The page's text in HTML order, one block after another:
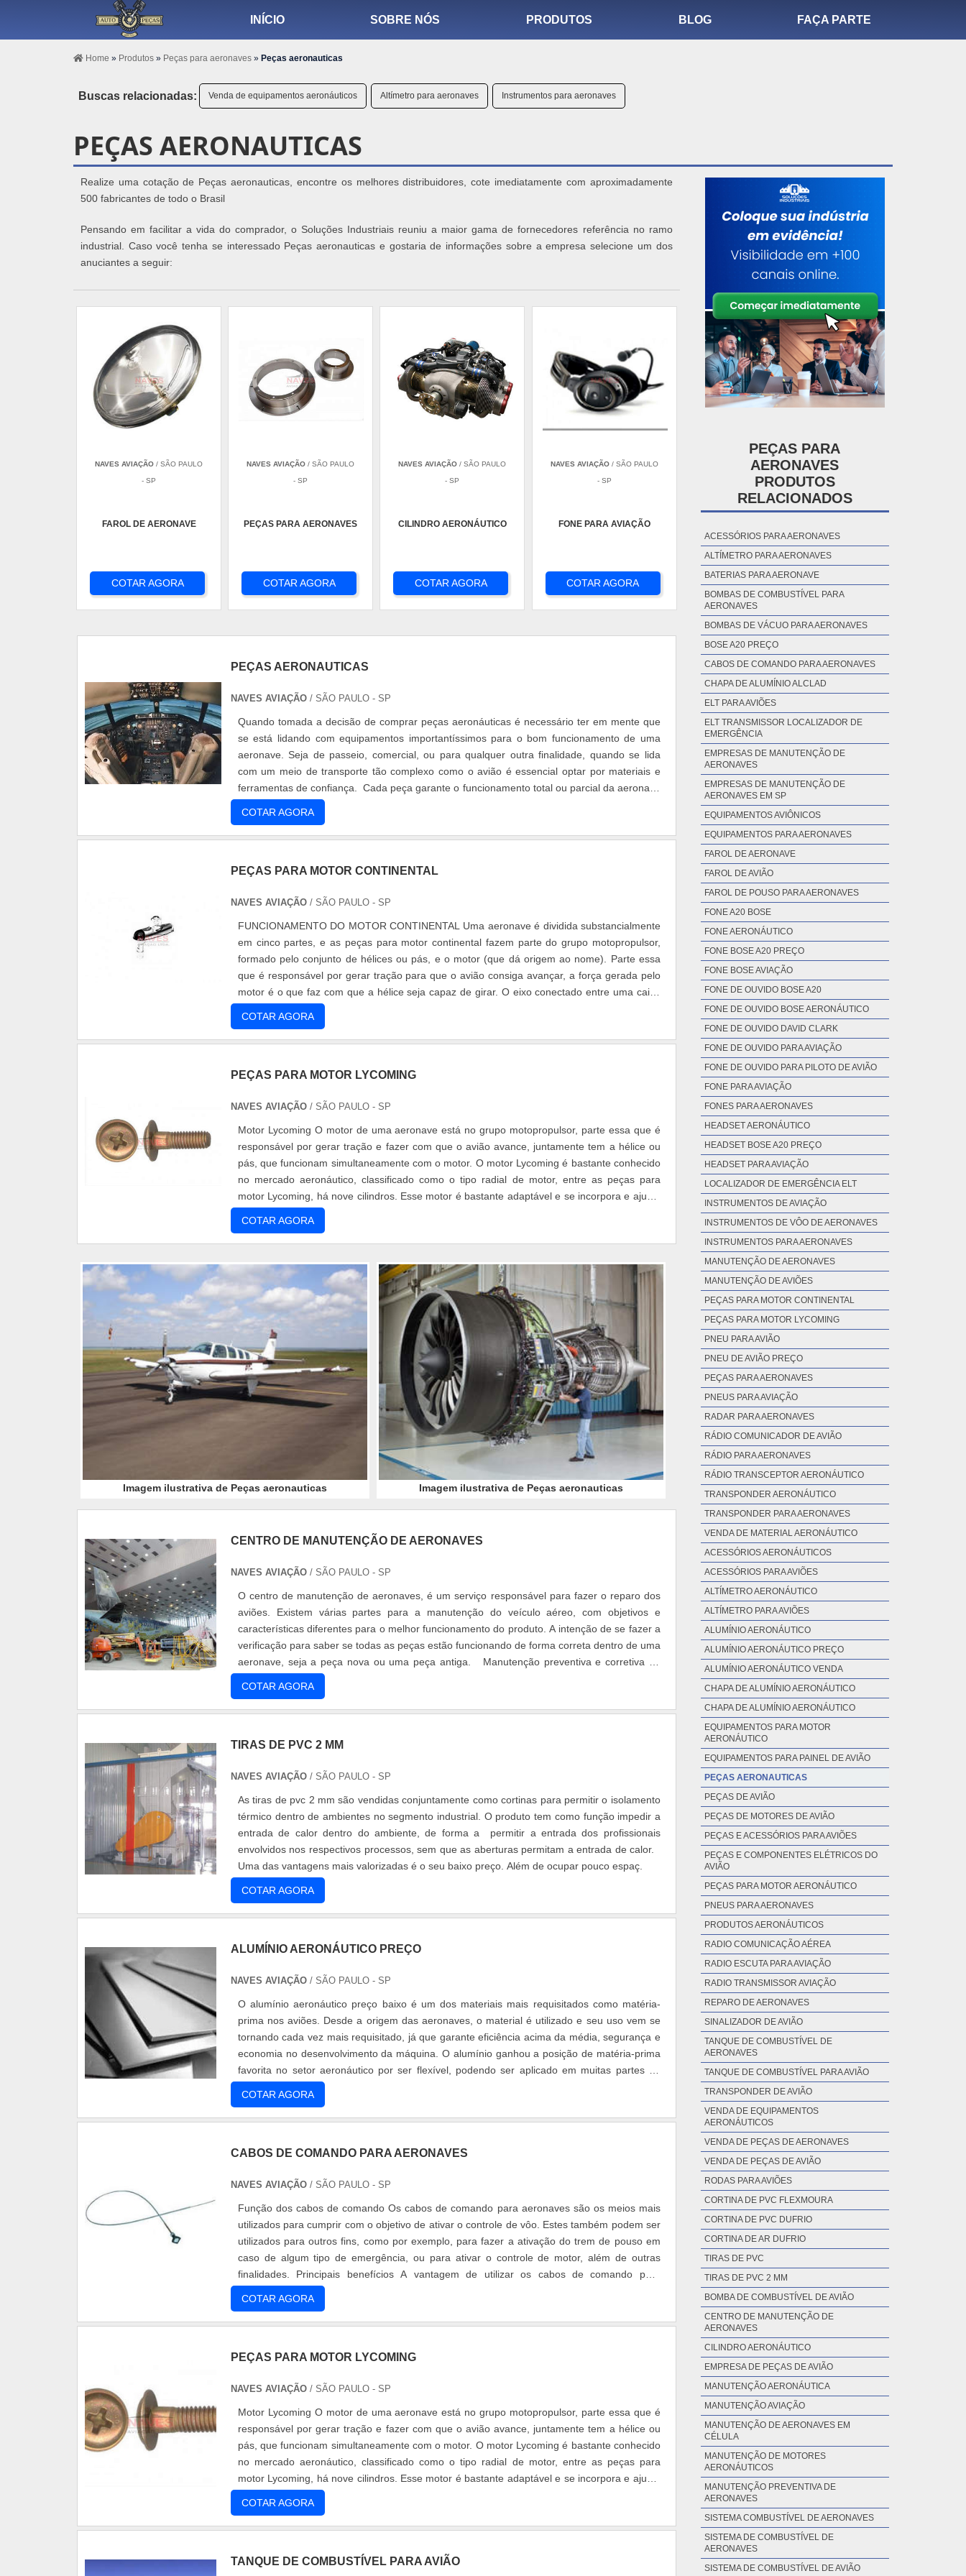
INÍCIO SOBRE NÓS PRODUTOS BLOG FAÇA PARTE
Home » Produtos » Peças para aeronaves » Peças aeronauticas
Buscas relacionadas: Venda de equipamentos aeronáuticos Altímetro para aeronaves Instrumentos para aeronaves
PEÇAS AERONAUTICAS
Realize uma cotação de Peças aeronauticas, encontre os melhores distribuidores, cote imediatamente com aproximadamente
500 fabricantes de todo o Brasil
Pensando em facilitar a vida do comprador, o Soluções Industriais reuniu a maior gama de fornecedores referência no ramo
industrial. Caso você tenha se interessado Peças aeronauticas e gostaria de informações sobre a empresa selecione um dos
anuciantes a seguir:
NAVES AVIAÇÃO / SÃO PAULO
- SP
FAROL DE AERONAVE
COTAR AGORA
NAVES AVIAÇÃO / SÃO PAULO
- SP
PEÇAS PARA AERONAVES
COTAR AGORA
NAVES AVIAÇÃO / SÃO PAULO
- SP
CILINDRO AERONÁUTICO
COTAR AGORA
NAVES AVIAÇÃO/ SÃO PAULO
- SP
FONE PARA AVIAÇÃO
COTAR AGORA
PEÇAS AERONAUTICAS
NAVES AVIAÇÃO / SÃO PAULO - SP
Quando tomada a decisão de comprar peças aeronáuticas é necessário ter em mente que
se está lidando com equipamentos importantíssimos para o bom funcionamento de uma
aeronave. Seja de passeio, comercial, ou para qualquer outra finalidade, quando se lida
com um meio de transporte tão complexo como o avião é essencial optar por materiais e
ferramentas de confiança. Cada peça garante o funcionamento total ou parcial da aeronave
COTAR AGORA
PEÇAS PARA MOTOR CONTINENTAL
NAVES AVIAÇÃO / SÃO PAULO - SP
FUNCIONAMENTO DO MOTOR CONTINENTAL Uma aeronave é dividida substancialmente
em cinco partes, e as peças para motor continental fazem parte do grupo motopropulsor,
formado pelo conjunto de hélices ou pás, e o motor (que dá origem ao nome). Parte essa
que é responsável por gerar tração para que o avião consiga avançar, a força gerada pelo
motor é o que faz com que a hélice seja capaz de girar. O eixo conectado entre uma caixa
redutora ao eixo do mo
COTAR AGORA
PEÇAS PARA MOTOR LYCOMING
NAVES AVIAÇÃO / SÃO PAULO - SP
Motor Lycoming O motor de uma aeronave está no grupo motopropulsor, parte essa que é
responsável por gerar tração e fazer com que o avião avance, juntamente tem a hélice ou
pás, que funcionam simultaneamente com o motor. O motor Lycoming é bastante conhecido
no mercado aeronáutico, classificado como o tipo radial de motor, entre as peças para
motor Lycoming, há nove cilindros. Esse motor é bastante adaptável e se incorpora e ajusta
COTAR AGORA
Imagem ilustrativa de Peças aeronauticas Imagem ilustrativa de Peças aeronauticas
CENTRO DE MANUTENÇÃO DE AERONAVES
NAVES AVIAÇÃO/ SÃO PAULO - SP
O centro de manutenção de aeronaves, é um serviço responsável para fazer o reparo dos
aviões. Existem várias partes para a manutenção do veículo aéreo, com objetivos e
características diferentes para o melhor funcionamento do produto. A intenção de se fazer a
verificação para saber se todas as peças estão funcionando de forma correta dentro de uma
aeronave, seja a peça nova ou uma peça antiga. Manutenção preventiva e corretiva de
COTAR AGORA
TIRAS DE PVC 2 MM
NAVES AVIAÇÃO/ SÃO PAULO - SP
As tiras de pvc 2 mm são vendidas conjuntamente como cortinas para permitir o isolamento
térmico dentro de ambientes no segmento industrial. O produto tem como função impedir a
entrada de calor dentro do ambiente, de forma a permitir a entrada dos profissionais
envolvidos nos respectivos processos, sem que as aberturas permitam a entrada de calor.
Uma das vantagens mais valorizadas é o seu baixo preço. Além de ocupar pouco espaç.
COTAR AGORA
ALUMÍNIO AERONÁUTICO PREÇO
NAVES AVIAÇÃO/ SÃO PAULO - SP
O alumínio aeronáutico preço baixo é um dos materiais mais requisitados como matéria-
prima nos aviões. Desde a origem das aeronaves, o material é utilizado e seu uso vem se
tornando cada vez mais requisitado, já que garante eficiência acima da média, segurança e
economia no desenvolvimento da máquina. O alumínio ganhou a posição de matéria-prima
favorita no setor aeronáutico por ser flexível, podendo ser aplicado em muitas partes do
COTAR AGORA
CABOS DE COMANDO PARA AERONAVES
NAVES AVIAÇÃO/ SÃO PAULO - SP
Função dos cabos de comando Os cabos de comando para aeronaves são os meios mais
utilizados para cumprir com o objetivo de ativar o controle de vôo. Estes também podem ser
utilizados para outros fins, como por exemplo, para fazer a ativação do trem de pouso em
caso de algum tipo de emergência, ou para ativar o controle de motor, além de outras
finalidades. Principais benefícios A vantagem de utilizar os cabos de comando para
aeronaves vem de sua .
COTAR AGORA
PEÇAS PARA MOTOR LYCOMING
NAVES AVIAÇÃO/ SÃO PAULO - SP
Motor Lycoming O motor de uma aeronave está no grupo motopropulsor, parte essa que é
responsável por gerar tração e fazer com que o avião avance, juntamente tem a hélice ou
pás, que funcionam simultaneamente com o motor. O motor Lycoming é bastante conhecido
no mercado aeronáutico, classificado como o tipo radial de motor, entre as peças para
motor Lycoming, há nove cilindros. Esse motor é bastante adaptável e se incorpora e ajusta
COTAR AGORA
TANQUE DE COMBUSTÍVEL PARA AVIÃO
PEÇAS PARA
AERONAVES
PRODUTOS
RELACIONADOS
ACESSÓRIOS PARA AERONAVES
ALTÍMETRO PARA AERONAVES
BATERIAS PARA AERONAVE
BOMBAS DE COMBUSTÍVEL PARA
AERONAVES
BOMBAS DE VÁCUO PARA AERONAVES
BOSE A20 PREÇO
CABOS DE COMANDO PARA AERONAVES
CHAPA DE ALUMÍNIO ALCLAD
ELT PARA AVIÕES
ELT TRANSMISSOR LOCALIZADOR DE
EMERGÊNCIA
EMPRESAS DE MANUTENÇÃO DE
AERONAVES
EMPRESAS DE MANUTENÇÃO DE
AERONAVES EM SP
EQUIPAMENTOS AVIÔNICOS
EQUIPAMENTOS PARA AERONAVES
FAROL DE AERONAVE
FAROL DE AVIÃO
FAROL DE POUSO PARA AERONAVES
FONE A20 BOSE
FONE AERONÁUTICO
FONE BOSE A20 PREÇO
FONE BOSE AVIAÇÃO
FONE DE OUVIDO BOSE A20
FONE DE OUVIDO BOSE AERONÁUTICO
FONE DE OUVIDO DAVID CLARK
FONE DE OUVIDO PARA AVIAÇÃO
FONE DE OUVIDO PARA PILOTO DE AVIÃO
FONE PARA AVIAÇÃO
FONES PARA AERONAVES
HEADSET AERONÁUTICO
HEADSET BOSE A20 PREÇO
HEADSET PARA AVIAÇÃO
LOCALIZADOR DE EMERGÊNCIA ELT
INSTRUMENTOS DE AVIAÇÃO
INSTRUMENTOS DE VÔO DE AERONAVES
INSTRUMENTOS PARA AERONAVES
MANUTENÇÃO DE AERONAVES
MANUTENÇÃO DE AVIÕES
PEÇAS PARA MOTOR CONTINENTAL
PEÇAS PARA MOTOR LYCOMING
PNEU PARA AVIÃO
PNEU DE AVIÃO PREÇO
PEÇAS PARA AERONAVES
PNEUS PARA AVIAÇÃO
RADAR PARA AERONAVES
RÁDIO COMUNICADOR DE AVIÃO
RÁDIO PARA AERONAVES
RÁDIO TRANSCEPTOR AERONÁUTICO
TRANSPONDER AERONÁUTICO
TRANSPONDER PARA AERONAVES
VENDA DE MATERIAL AERONÁUTICO
ACESSÓRIOS AERONÁUTICOS
ACESSÓRIOS PARA AVIÕES
ALTÍMETRO AERONÁUTICO
ALTÍMETRO PARA AVIÕES
ALUMÍNIO AERONÁUTICO
ALUMÍNIO AERONÁUTICO PREÇO
ALUMÍNIO AERONÁUTICO VENDA
CHAPA DE ALUMÍNIO AERONÁUTICO
CHAPA DE ALUMÍNIO AERONÁUTICO
EQUIPAMENTOS PARA MOTOR
AERONÁUTICO
EQUIPAMENTOS PARA PAINEL DE AVIÃO
PEÇAS AERONAUTICAS
PEÇAS DE AVIÃO
PEÇAS DE MOTORES DE AVIÃO
PEÇAS E ACESSÓRIOS PARA AVIÕES
PEÇAS E COMPONENTES ELÉTRICOS DO
AVIÃO
PEÇAS PARA MOTOR AERONÁUTICO
PNEUS PARA AERONAVES
PRODUTOS AERONÁUTICOS
RADIO COMUNICAÇÃO AÉREA
RADIO ESCUTA PARA AVIAÇÃO
RADIO TRANSMISSOR AVIAÇÃO
REPARO DE AERONAVES
SINALIZADOR DE AVIÃO
TANQUE DE COMBUSTÍVEL DE
AERONAVES
TANQUE DE COMBUSTÍVEL PARA AVIÃO
TRANSPONDER DE AVIÃO
VENDA DE EQUIPAMENTOS
AERONÁUTICOS
VENDA DE PEÇAS DE AERONAVES
VENDA DE PEÇAS DE AVIÃO
RODAS PARA AVIÕES
CORTINA DE PVC FLEXMOURA
CORTINA DE PVC DUFRIO
CORTINA DE AR DUFRIO
TIRAS DE PVC
TIRAS DE PVC 2 MM
BOMBA DE COMBUSTÍVEL DE AVIÃO
CENTRO DE MANUTENÇÃO DE
AERONAVES
CILINDRO AERONÁUTICO
EMPRESA DE PEÇAS DE AVIÃO
MANUTENÇÃO AERONÁUTICA
MANUTENÇÃO AVIAÇÃO
MANUTENÇÃO DE AERONAVES EM
CÉLULA
MANUTENÇÃO DE MOTORES
AERONÁUTICOS
MANUTENÇÃO PREVENTIVA DE
AERONAVES
SISTEMA COMBUSTÍVEL DE AERONAVES
SISTEMA DE COMBUSTÍVEL DE
AERONAVES
SISTEMA DE COMBUSTÍVEL DE AVIÃO